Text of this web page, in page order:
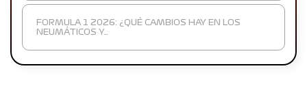
FORMULA 1 2026: ¿QUÉ CAMBIOS HAY EN LOS
NEUMÁTICOS Y…